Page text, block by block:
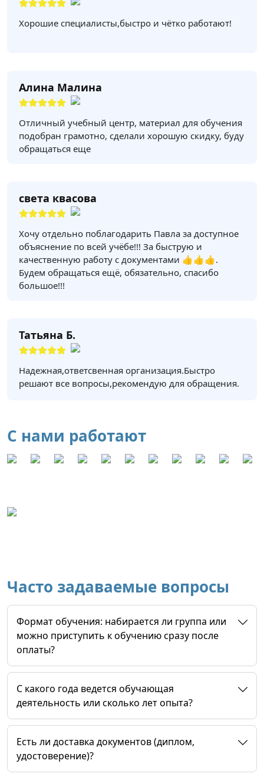
Хорошие специалисты,быстро и чётко работают!
Алина Малина
Отличный учебный центр, материал для обучения
подобран грамотно, сделали хорошую скидку, буду
обращаться еще
света квасова
Хочу отдельно поблагодарить Павла за доступное
объяснение по всей учёбе!!! За быструю и
качественную работу с документами 👍👍👍.
Будем обращаться ещё, обязательно, спасибо
большое!!!
Татьяна Б.
Надежная,ответсвенная организация.Быстро
решают все вопросы,рекомендую для обращения.
С нами работают
Часто задаваемые вопросы
Формат обучения: набирается ли группа или
можно приступить к обучению сразу после
оплаты?
C какого года ведется обучающая
деятельность или сколько лет опыта?
Есть ли доставка документов (диплом,
удостоверение)?